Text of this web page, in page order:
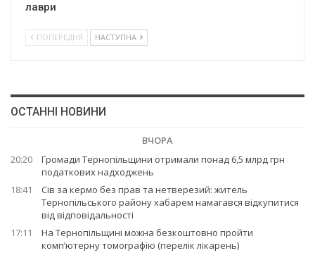
лаври
ПОПЕРЕДНЯ НАСТУПНА
ОСТАННІ НОВИНИ
ВЧОРА
20:20
Громади Тернопільщини отримали понад 6,5 млрд грн
податкових надходжень
18:41
Сів за кермо без прав та нетверезий: житель
Тернопільського району хабарем намагався відкупитися
від відповідальності
17:11
На Тернопільщині можна безкоштовно пройти
комп’ютерну томографію (перелік лікарень)